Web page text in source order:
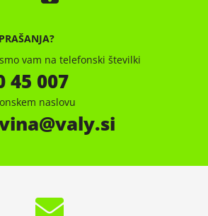
vam na telefonski številki
45 007
naslovu
valy.si